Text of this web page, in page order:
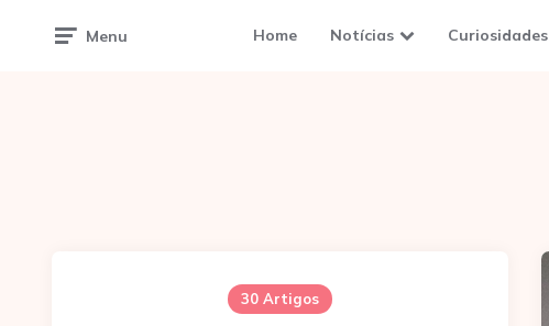
Menu Home Notícias Curiosidades
30 Artigos